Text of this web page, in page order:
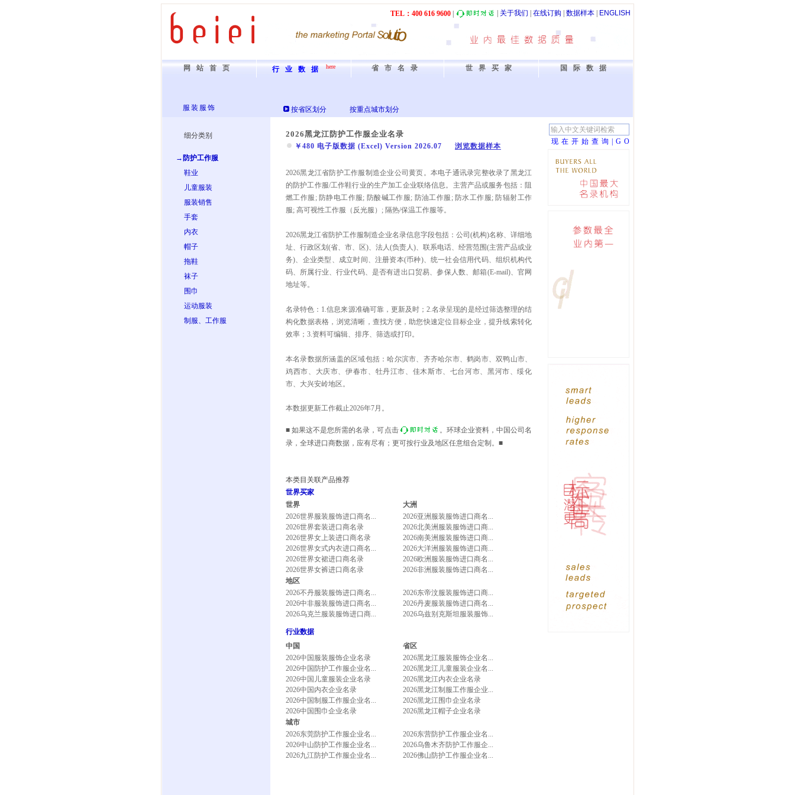
关于我们 在线订购 数据样本 ENGLISH
TEL：400 616 9600
网站首页 行业数据 here 省市名录 世界买家 国际数据
服装服饰 按省区划分 按重点城市划分
细分类别
→防护工作服
鞋业
儿童服装
服装销售
手套
内衣
帽子
拖鞋
袜子
围巾
运动服装
制服、工作服
2026黑龙江防护工作服企业名录
￥480 电子版数据 (Excel) Version 2026.07 浏览数据样本
2026黑龙江省防护工作服制造企业公司黄页。本电子通讯录完整收录了黑龙江
的防护工作服/工作鞋行业的生产加工企业联络信息。主营产品或服务包括：阻
燃工作服; 防静电工作服; 防酸碱工作服; 防油工作服; 防水工作服; 防辐射工作
服; 高可视性工作服（反光服）; 隔热/保温工作服等。
2026黑龙江省防护工作服制造企业名录信息字段包括：公司(机构)名称、详细地
址、行政区划(省、市、区)、法人(负责人)、联系电话、经营范围(主营产品或业
务)、企业类型、成立时间、注册资本(币种)、统一社会信用代码、组织机构代
码、所属行业、行业代码、是否有进出口贸易、参保人数、邮箱(E-mail)、官网
地址等。
名录特色：1.信息来源准确可靠，更新及时；2.名录呈现的是经过筛选整理的结
构化数据表格，浏览清晰，查找方便，助您快速定位目标企业，提升线索转化
效率；3.资料可编辑、排序、筛选或打印。
本名录数据所涵盖的区域包括：哈尔滨市、齐齐哈尔市、鹤岗市、双鸭山市、
鸡西市、大庆市、伊春市、牡丹江市、佳木斯市、七台河市、黑河市、绥化
市、大兴安岭地区。
本数据更新工作截止2026年7月。
■ 如果这不是您所需的名录，可点击
。环球企业资料，中国公司名
录，全球进口商数据，应有尽有；更可按行业及地区任意组合定制。■
本类目关联产品推荐
世界买家
世界
2026世界服装服饰进口商名...
2026世界套装进口商名录
2026世界女上装进口商名录
2026世界女式内衣进口商名...
2026世界女裙进口商名录
2026世界女裤进口商名录
大洲
2026亚洲服装服饰进口商名...
2026北美洲服装服饰进口商...
2026南美洲服装服饰进口商...
2026大洋洲服装服饰进口商...
2026欧洲服装服饰进口商名...
2026非洲服装服饰进口商名...
地区
2026不丹服装服饰进口商名...
2026东帝汶服装服饰进口商...
2026中非服装服饰进口商名...
2026丹麦服装服饰进口商名...
2026乌克兰服装服饰进口商...
2026乌兹别克斯坦服装服饰...
行业数据
中国
2026中国服装服饰企业名录
2026中国防护工作服企业名...
2026中国儿童服装企业名录
2026中国内衣企业名录
2026中国制服工作服企业名...
2026中国围巾企业名录
省区
2026黑龙江服装服饰企业名...
2026黑龙江儿童服装企业名...
2026黑龙江内衣企业名录
2026黑龙江制服工作服企业...
2026黑龙江围巾企业名录
2026黑龙江帽子企业名录
城市
2026东莞防护工作服企业名...
2026东营防护工作服企业名...
2026中山防护工作服企业名...
2026乌鲁木齐防护工作服企...
2026九江防护工作服企业名...
2026佛山防护工作服企业名...
现在开始查询|G O